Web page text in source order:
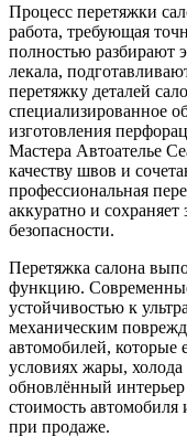
Процесс перетяжки
работа, требующая
полностью разбирают
лекала,
перетяжку деталей
специализированное
изготовления
Мастера Автоателье
качеству швов и
профессиональная
аккуратно и
безопасности.
Перетяжка салона
функцию.
устойчивостью к
механическим
автомобилей, которые
условиях жары,
обновлённый
стоимость автомобиля
при продаже.